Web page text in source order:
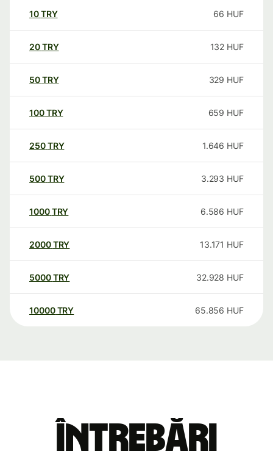
10TRY 66 HUF
20TRY 132 HUF
50TRY 329 HUF
100TRY 659 HUF
250TRY 1.646 HUF
500TRY 3.293 HUF
1000TRY 6.586 HUF
2000TRY 13.171 HUF
5000TRY 32.928 HUF
10000 TRY 65.856 HUF
Întrebări